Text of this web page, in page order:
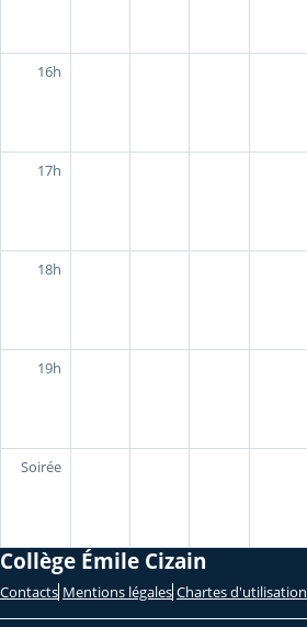
16h
17h
18h
19h
Soirée
Collège Émile Cizain
Contacts Mentions légales Chartes d'utilisation